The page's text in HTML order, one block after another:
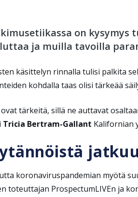
on
ja muilla tavoilla
käsittelyn rinnalla tulisi palkita
kohdalla taas olisi tärkeää
tärkeitä, sillä ne auttavat
Tricia Bertram-Gallant Kalifornian
jatkuu
koronaviruspandemian myötä
ProspectumLIVEn ja